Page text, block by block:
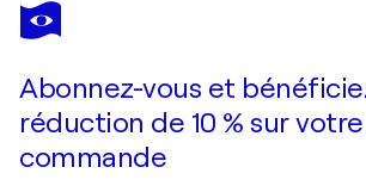
KARINE LANGEVIN KJL
Dessin 112105 Green - résine sur papier
Abonnez-vous et
réduction de 10 % sur
commande